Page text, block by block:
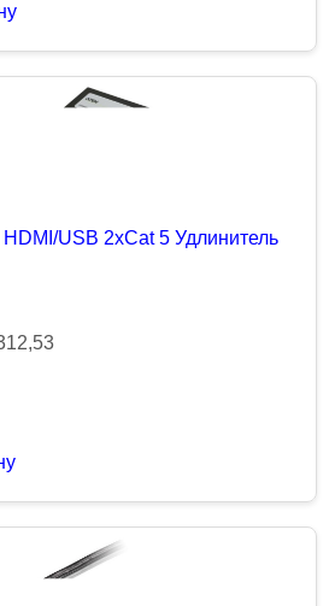
USB 2xCat 5 Удлинитель